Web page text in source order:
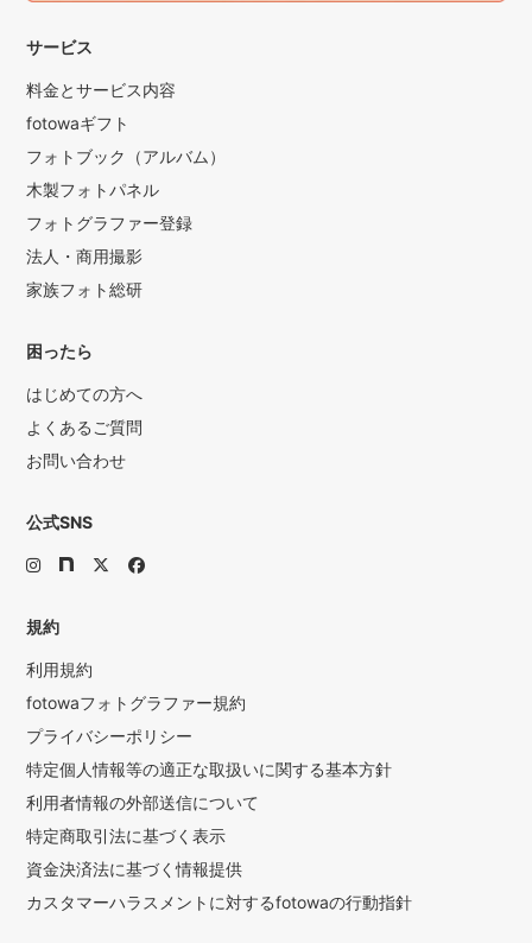
サービス
料金とサービス内容
fotowaギフト
フォトブック（アルバム）
木製フォトパネル
フォトグラファー登録
法人・商用撮影
家族フォト総研
困ったら
はじめての方へ
よくあるご質問
お問い合わせ
公式SNS
規約
利用規約
fotowaフォトグラファー規約
プライバシーポリシー
特定個人情報等の適正な取扱いに関する基本方針
利用者情報の外部送信について
特定商取引法に基づく表示
資金決済法に基づく情報提供
カスタマーハラスメントに対するfotowaの行動指針